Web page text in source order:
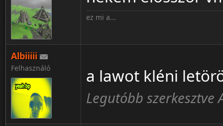
ez mi a...
Albiiiii
Felhasználó a lawot kléni
Legutóbb